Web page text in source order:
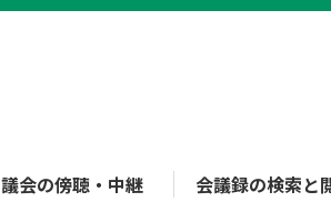
議会の傍聴・中継 会議録の検索と